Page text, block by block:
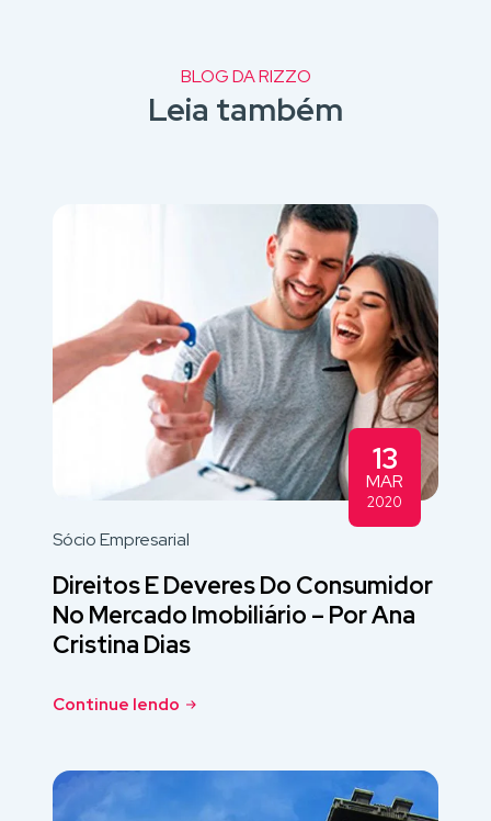
BLOG DA RIZZO
Leia também
13
MAR
2020
Sócio Empresarial
Direitos E Deveres Do Consumidor
No Mercado Imobiliário – Por Ana
Cristina Dias
Continue lendo